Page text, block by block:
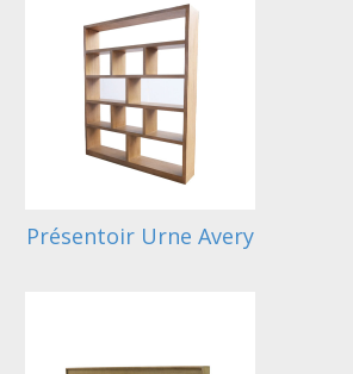
Présentoir Urne Avery